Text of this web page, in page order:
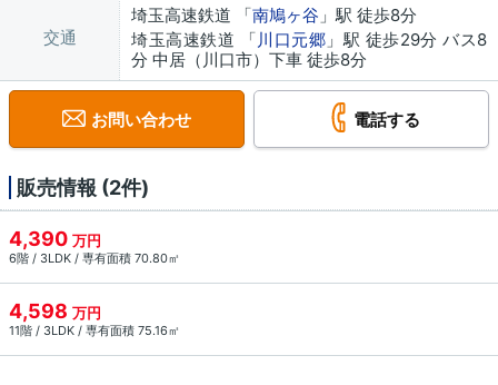
交通
埼玉高速鉄道 「南鳩ヶ谷 」駅 徒歩8分
埼玉高速鉄道 「川口元郷 」駅 徒歩29分 バス8
分 中居（川口市）下車 徒歩8分
お問い合わせ 電話する
販売情報 (2件)
4,390 万円
6階 / 3LDK / 専有面積 70.80㎡
4,598 万円
11階 / 3LDK / 専有面積 75.16㎡